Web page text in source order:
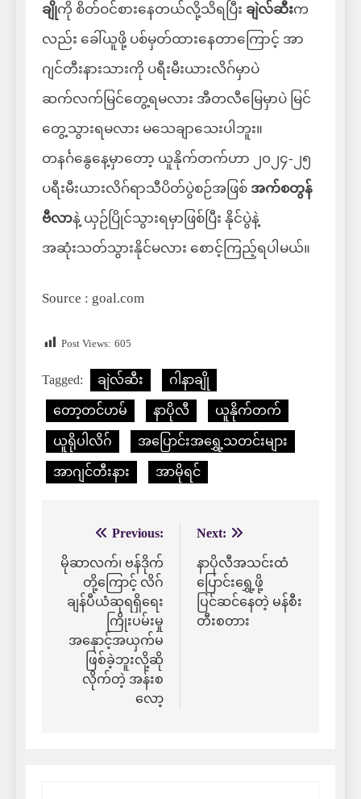
ချိုကို စိတ်ဝင်စားနေတယ်လို့သိရပြီး ချဲလ်ဆီးက
လည်း ခေါ်ယူဖို့ ပစ်မှတ်ထားနေတာကြောင့် အာ
ဂျင်တီးနားသားကို ပရီးမီးယားလိဂ်မှာပဲ
ဆက်လက်မြင်တွေ့ရမလား အီတလီမြေမှာပဲ မြင်
တွေ့သွားရမလား မသေချာသေးပါဘူး။
တနင်္ဂနွေနေ့မှာတော့ ယူနိုက်တက်ဟာ ၂၀၂၄-၂၅
ပရီးမီးယားလိဂ်ရာသီပိတ်ပွဲစဉ်အဖြစ် အက်စတွန်
ဗီလာနဲ့ ယှဉ်ပြိုင်သွားရမှာဖြစ်ပြီး နိုင်ပွဲနဲ့
အဆုံးသတ်သွားနိုင်မလား စောင့်ကြည့်ရပါမယ်။
Source : goal.com
Post Views: 605
Tagged: ချဲလ်ဆီး ဂါနာချို
တော့တင်ဟမ် နာပိုလီ ယူနိုက်တက်
ယူရိုပါလိဂ် အပြောင်းအရွှေ့သတင်းများ
အာဂျင်တီးနား အာမိုရင်
navigation
Previous:
မိုဆာလက်၊ ဗန်ဒိုက်
တို့ကြောင့် လိဂ်
ချန်ပီယံဆုရရှိရေး
ကြိုးပမ်းမှု
အနှောင့်အယှက်မ
ဖြစ်ခဲ့ဘူးလို့ဆို
လိုက်တဲ့ အန်းစ
လော့
Next:
နာပိုလီအသင်းထံ
ပြောင်းရွှေ့ဖို့
ပြင်ဆင်နေတဲ့ မန်စီး
တီးစတား